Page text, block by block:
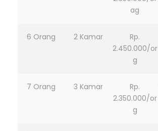
ag
6 Orang 2 Kamar
Rp.
2.450.000/or
g
7 Orang 3 Kamar
Rp.
2.350.000/or
g